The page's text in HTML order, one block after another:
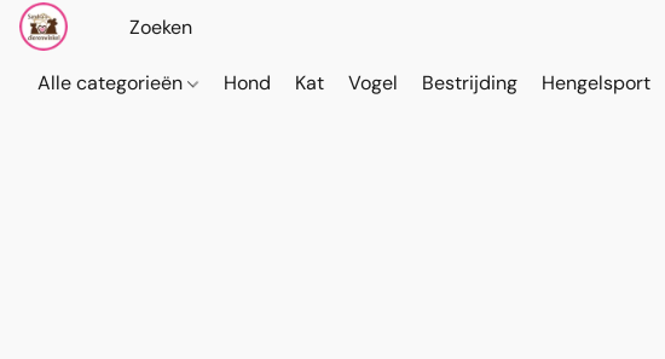
Alle categorieën Hond Kat Vogel Bestrijding Hengelsport